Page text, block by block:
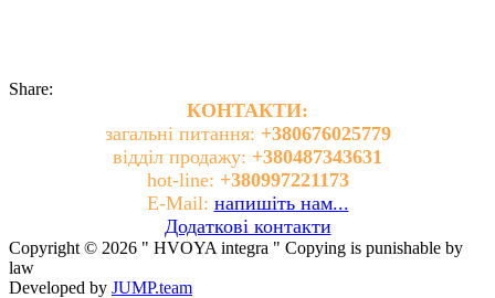
Share:
КОНТАКТИ:
загальні питання: +380676025779
відділ продажу: +380487343631
hot-line: +380997221173
E-Mail: напишіть нам...
Додаткові контакти
Copyright © 2026 " HVOYA integra " Copying is punishable by
law
Developed by JUMP.team